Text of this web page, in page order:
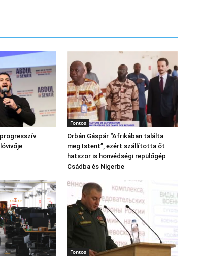
progresszív
Fontos
Orbán Gáspár “Afrikában találta
meg Istent”, ezért szállította őt
hatszor is honvédségi repülőgép
Csádba és Nigerbe
Fontos